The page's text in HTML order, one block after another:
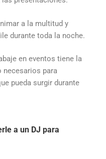
a la multitud y
durante toda la noche.
en eventos tiene la
necesarios para
pueda surgir durante
a un DJ para